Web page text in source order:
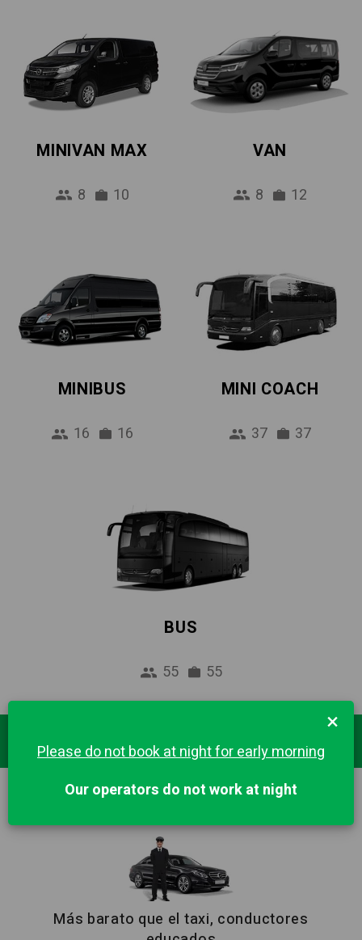
MINIVAN MAX
8 10
VAN
8 12
MINIBUS
16 16
MINI COACH
37 37
BUS
55 55
Destinos Populares
Más barato que el taxi, conductores
×
Please do not book at night for early morning
Our operators do not work at night